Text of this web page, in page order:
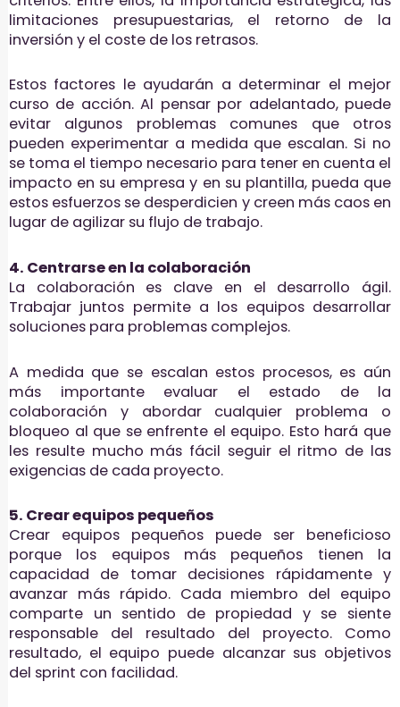
limitaciones presupuestarias, el retorno de la
inversión y el coste de los retrasos.
Estos factores le ayudarán a determinar el mejor
curso de acción. Al pensar por adelantado, puede
evitar algunos problemas comunes que otros
pueden experimentar a medida que escalan. Si no
se toma el tiempo necesario para tener en cuenta el
impacto en su empresa y en su plantilla, pueda que
estos esfuerzos se desperdicien y creen más caos en
lugar de agilizar su flujo de trabajo.
4. Centrarse en la colaboración
La colaboración es clave en el desarrollo ágil.
Trabajar juntos permite a los equipos desarrollar
soluciones para problemas complejos.
A medida que se escalan estos procesos, es aún
más importante evaluar el estado de la
colaboración y abordar cualquier problema o
bloqueo al que se enfrente el equipo. Esto hará que
les resulte mucho más fácil seguir el ritmo de las
exigencias de cada proyecto.
5. Crear equipos pequeños
Crear equipos pequeños puede ser beneficioso
porque los equipos más pequeños tienen la
capacidad de tomar decisiones rápidamente y
avanzar más rápido. Cada miembro del equipo
comparte un sentido de propiedad y se siente
responsable del resultado del proyecto. Como
resultado, el equipo puede alcanzar sus objetivos
del sprint con facilidad.